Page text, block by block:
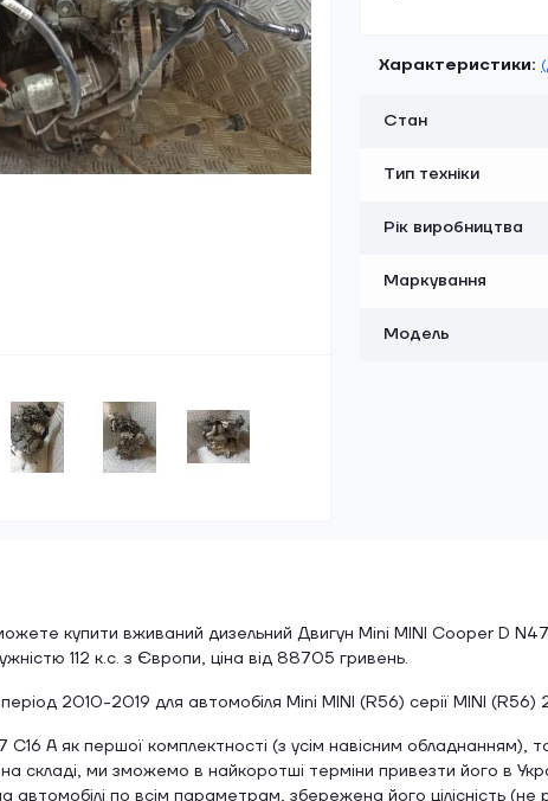
Характеристики:
Стан
Тип техніки
Рік виробництва
Маркування
Модель
купити вживаний дизельний Двигун Mini MINI Cooper D
112 к.с. з Європи, ціна від 88705 гривень.
2010-2019 для автомобіля Mini MINI (R56) серії MINI
A як першої комплектності (з усім навісним обладнанням),
складі, ми зможемо в найкоротші терміни привезти його в
автомобілі по всім параметрам, збережена його цілісність (не